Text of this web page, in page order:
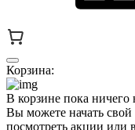
Корзина:
В корзине пока ничего
Вы можете начать
посмотреть акции или